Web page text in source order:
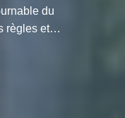
du
règles et